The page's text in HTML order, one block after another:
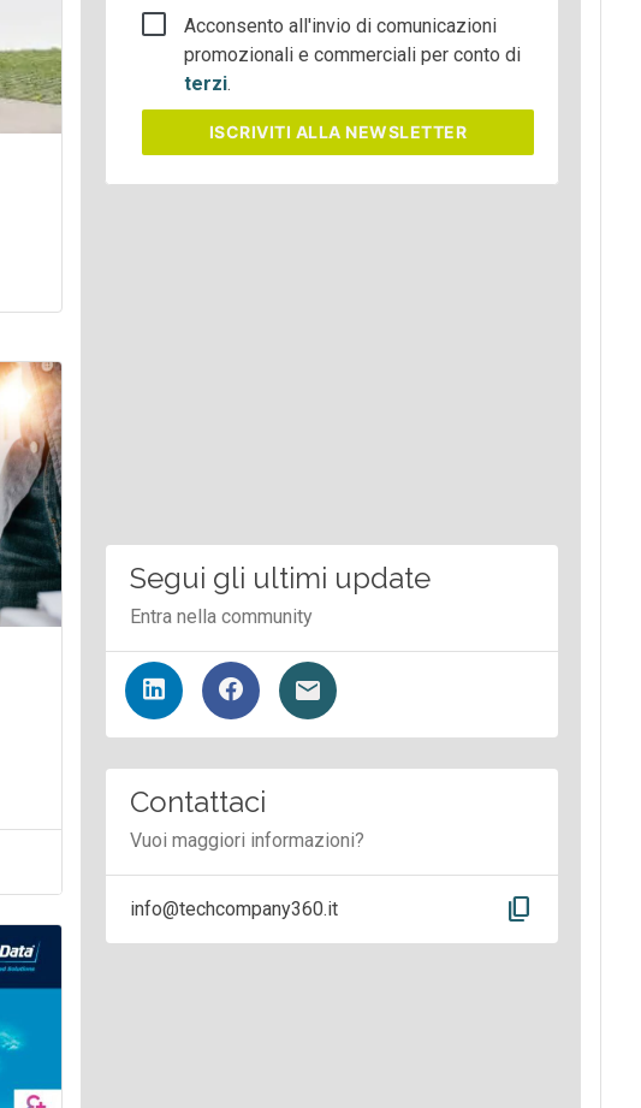
Acconsento all'invio di comunicazioni
promozionali e commerciali per conto di
terzi.
ISCRIVITI ALLA NEWSLETTER
Segui gli ultimi update
Entra nella community
Contattaci
Vuoi maggiori informazioni?
info@techcompany360.it content_copy